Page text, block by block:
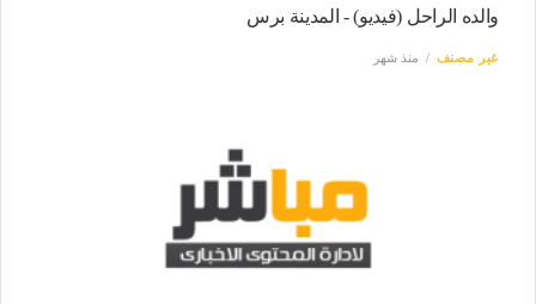
والده الراحل (فيديو) - المدينة برس
غير مصنف منذ شهر